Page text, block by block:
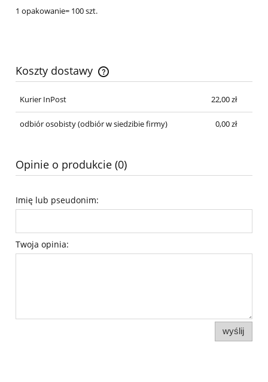
1 opakowanie= 100 szt.
Koszty dostawy
Cena nie zawiera ewentualnych kosztów płatności
Kurier InPost
22,00 zł
odbiór osobisty(odbiór w siedzibie firmy) 0,00 zł
Opinie o produkcie (0)
Imię lub pseudonim:
Twoja opinia:
wyślij